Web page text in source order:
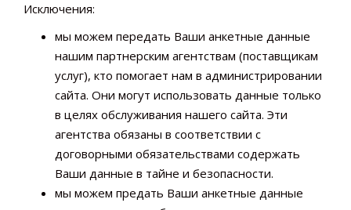
Исключения:
мы можем передать Ваши анкетные данные
нашим партнерским агентствам (поставщикам
услуг), кто помогает нам в администрировании
сайта. Они могут использовать данные только
в целях обслуживания нашего сайта. Эти
агентства обязаны в соответствии с
договорными обязательствами содержать
Ваши данные в тайне и безопасности.
мы можем предать Ваши анкетные данные